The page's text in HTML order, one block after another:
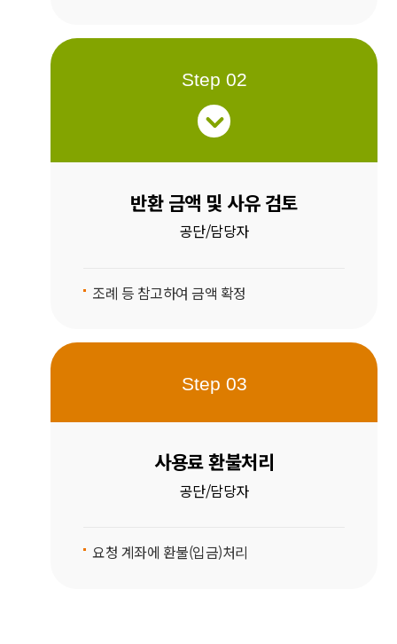
Step 02
반환 금액 및 사유 검토
공단/담당자
조례 등 참고하여 금액 확정
Step 03
사용료 환불처리
공단/담당자
요청 계좌에 환불(입금)처리